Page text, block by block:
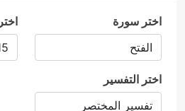
اختر سورة
اختر التفسير